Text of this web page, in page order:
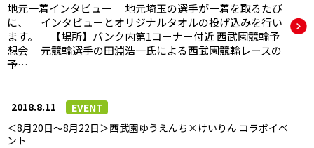
地元一着インタビュー 地元埼玉の選手が一着を取るたび
に、 インタビューとオリジナルタオルの投げ込みを行い
ます。 【場所】バンク内第1コーナー付近 西武園競輪予
想会 元競輪選手の田淵浩一氏による西武園競輪レースの
予…
2018.8.11
EVENT
＜8月20日～8月22日＞西武園ゆうえんち×けいりん コラボイベ
ント